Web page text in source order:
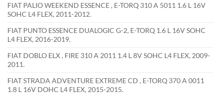
FIAT PALIO WEEKEND ESSENCE , E-TORQ 310 A 5011 1.6 L 16V
SOHC L4 FLEX, 2011-2012.
FIAT PUNTO ESSENCE DUALOGIC G-2, E-TORQ 1.6 L 16V SOHC
L4 FLEX, 2016-2019.
FIAT DOBLO ELX , FIRE 310 A 2011 1.4 L 8V SOHC L4 FLEX, 2009-
2011.
FIAT STRADA ADVENTURE EXTREME CD , E-TORQ 370 A 0011
1.8 L 16V DOHC L4 FLEX, 2015-2015.